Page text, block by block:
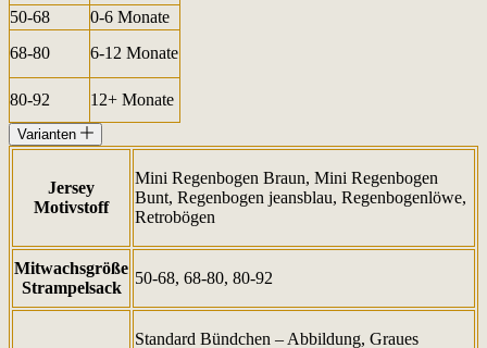
50-68
0-6 Monate
68-80
6-12 Monate
80-92 12+ Monate
Varianten
Jersey
Motivstoff
Mini Regenbogen Braun, Mini Regenbogen
Bunt, Regenbogen jeansblau, Regenbogenlöwe,
Retrobögen
Mitwachsgröße
Strampelsack
50-68, 68-80, 80-92
Standard Bündchen – Abbildung, Graues